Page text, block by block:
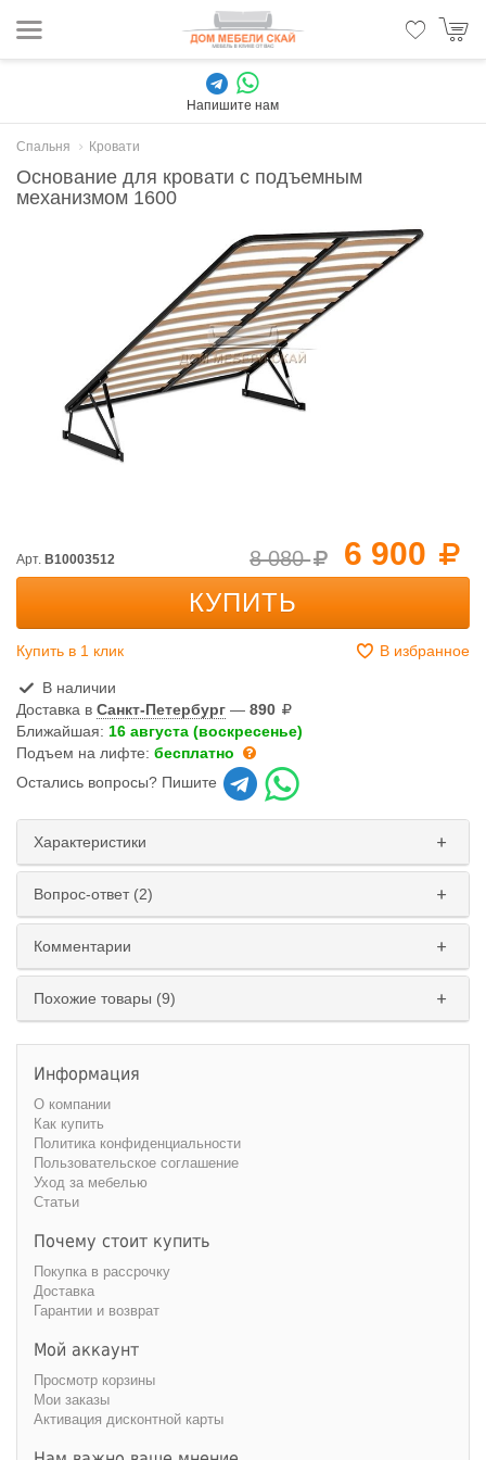
Напишите нам
Спальня Кровати
Основание для кровати с подъемным
механизмом 1600
6 900
8 080
Арт. B10003512
КУПИТЬ
Купить в 1 клик В избранное
В наличии
Доставка в Санкт-Петербург — 890
Ближайшая: 16 августа (воскресенье)
Подъем на лифте: бесплатно
Остались вопросы? Пишите
Характеристики
Вопрос-ответ (2)
Комментарии
Похожие товары (9)
Информация
О компании
Как купить
Политика конфиденциальности
Пользовательское соглашение
Уход за мебелью
Статьи
Почему стоит купить
Покупка в рассрочку
Доставка
Гарантии и возврат
Мой аккаунт
Просмотр корзины
Мои заказы
Активация дисконтной карты